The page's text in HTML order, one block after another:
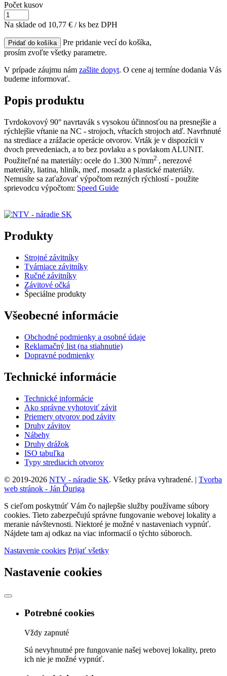
Počet kusov
Na sklade od 10,77 € / ks bez DPH
Pre pridanie vecí do košíka,
prosím zvoľte všetky parametre.
V prípade záujmu nám zašlite dopyt. O cene aj termíne dodania Vás
budeme informovať.
Popis produktu
Tvrdokovový 90° navrtavák s vysokou účinnosťou na presnejšie a
rýchlejšie vŕtanie na NC - strojoch, vŕtacích strojoch atď. Navrhnuté
na strediace a zrážacie operácie otvorov. Vrták je v dispozícii v
dvoch prevedeniach, a to bez povlaku a s povlakom ALUNIT.
Použiteľné na materiály: ocele do 1.300 N/mm2. , nerezové
materiály, liatina, hliník, meď, mosadz a plastické materiály.
Nemusíte sa zaťažovať výpočtom rezných rýchlostí - použite
sprievodcu výpočtom: Speed Guide
Produkty
Strojné závitníky
Tvárniace závitníky
Ručné závitníky
Závitové očká
Špeciálne produkty
Všeobecné informácie
Obchodné podmienky a osobné údaje
Reklamačný list (na stiahnutie)
Dopravné podmienky
Technické informácie
Technické informácie
Ako správne vyhotoviť závit
Priemery otvorov pod závity
Druhy závitov
Nábehy
Druhy drážok
ISO tabuľka
Typy strediacich otvorov
© 2019-2026 NTV - náradie SK. Všetky práva vyhradené. | Tvorba
web stránok - Ján Ďuriga
S cieľom poskytnúť Vám čo najlepšie služby používame súbory
cookies. Tieto zabezpečujú správne fungovanie webovej lokality a
meranie návštevnosti. Niektoré je možné v nastaveniach vypnúť.
Nájdete tam aj odkaz na viac informacií o týchto súboroch.
Nastavenie cookies Prijať všetky
Nastavenie cookies
Potrebné cookies
Vždy zapnuté
Sú nevyhnutné pre fungovanie našej webovej lokality, preto
ich nie je možné vypnúť.